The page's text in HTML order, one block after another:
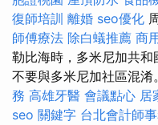
復師培訓 離婚 seo優化
師傅療法 除白蟻推薦 商
勒比海時，多米尼加共
不要與多米尼加社區混淆
務 高雄牙醫 會議點心 居
seo 關鍵字 台北會計師